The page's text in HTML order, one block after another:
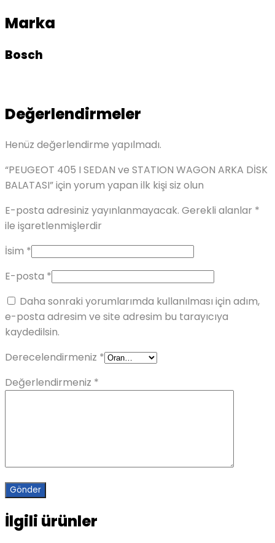
Marka
Bosch
Değerlendirmeler
Henüz değerlendirme yapılmadı.
“PEUGEOT 405 I SEDAN ve STATION WAGON ARKA DİSK
BALATASI” için yorum yapan ilk kişi siz olun
E-posta adresiniz yayınlanmayacak. Gerekli alanlar *
ile işaretlenmişlerdir
İsim *
E-posta *
Daha sonraki yorumlarımda kullanılması için adım,
e-posta adresim ve site adresim bu tarayıcıya
kaydedilsin.
Derecelendirmeniz *
Değerlendirmeniz *
İlgili ürünler